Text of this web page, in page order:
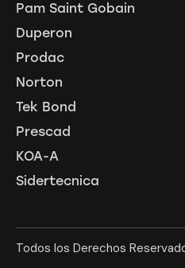
Pam Saint Gobain
Duperon
Prodac
Norton
Tek Bond
Prescad
KOA-A
Sidertecnica
Todos los Derechos